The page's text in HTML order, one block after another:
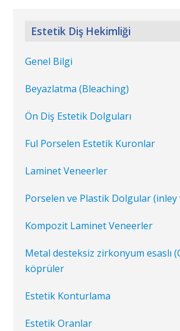
Estetik Diş Hekimliği
Genel Bilgi
Beyazlatma (Bleaching)
Ön Diş Estetik Dolguları
Ful Porselen Estetik Kuronlar
Laminet Veneerler
Porselen ve Plastik Dolgular (inley
Kompozit Laminet Veneerler
Metal desteksiz zirkonyum esaslı
köprüler
Estetik Konturlama
Estetik Oranlar